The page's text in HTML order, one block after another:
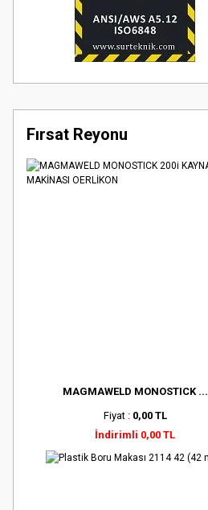
Fırsat Reyonu
MAGMAWELD MONOSTICK ...
Fiyat : 0,00 TL
İndirimli 0,00 TL